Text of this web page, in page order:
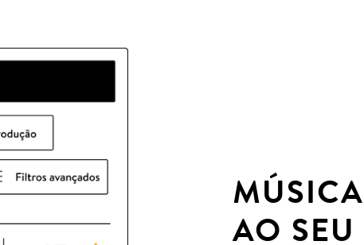
AO